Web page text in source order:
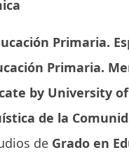
Primaria.
Primaria.
by University
de la
de Grado en